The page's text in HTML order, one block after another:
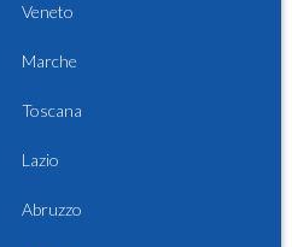
Veneto
Marche
Toscana
Lazio
Abruzzo